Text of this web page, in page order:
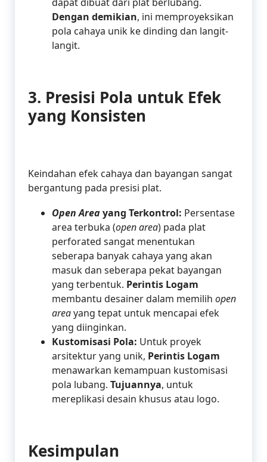
Dengan demikian, ini memproyeksikan
pola cahaya unik ke dinding dan langit-
langit.
3. Presisi Pola untuk Efek
yang Konsisten
Keindahan efek cahaya dan bayangan sangat
bergantung pada presisi plat.
Open Areayang Terkontrol: Persentase
area terbuka (open area) pada plat
perforated sangat menentukan
seberapa banyak cahaya yang akan
masuk dan seberapa pekat bayangan
yang terbentuk. Perintis Logam
membantu desainer dalam memilih open
areayang tepat untuk mencapai efek
yang diinginkan.
Kustomisasi Pola: Untuk proyek
arsitektur yang unik, Perintis Logam
menawarkan kemampuan kustomisasi
pola lubang. Tujuannya, untuk
mereplikasi desain khusus atau logo.
Kesimpulan